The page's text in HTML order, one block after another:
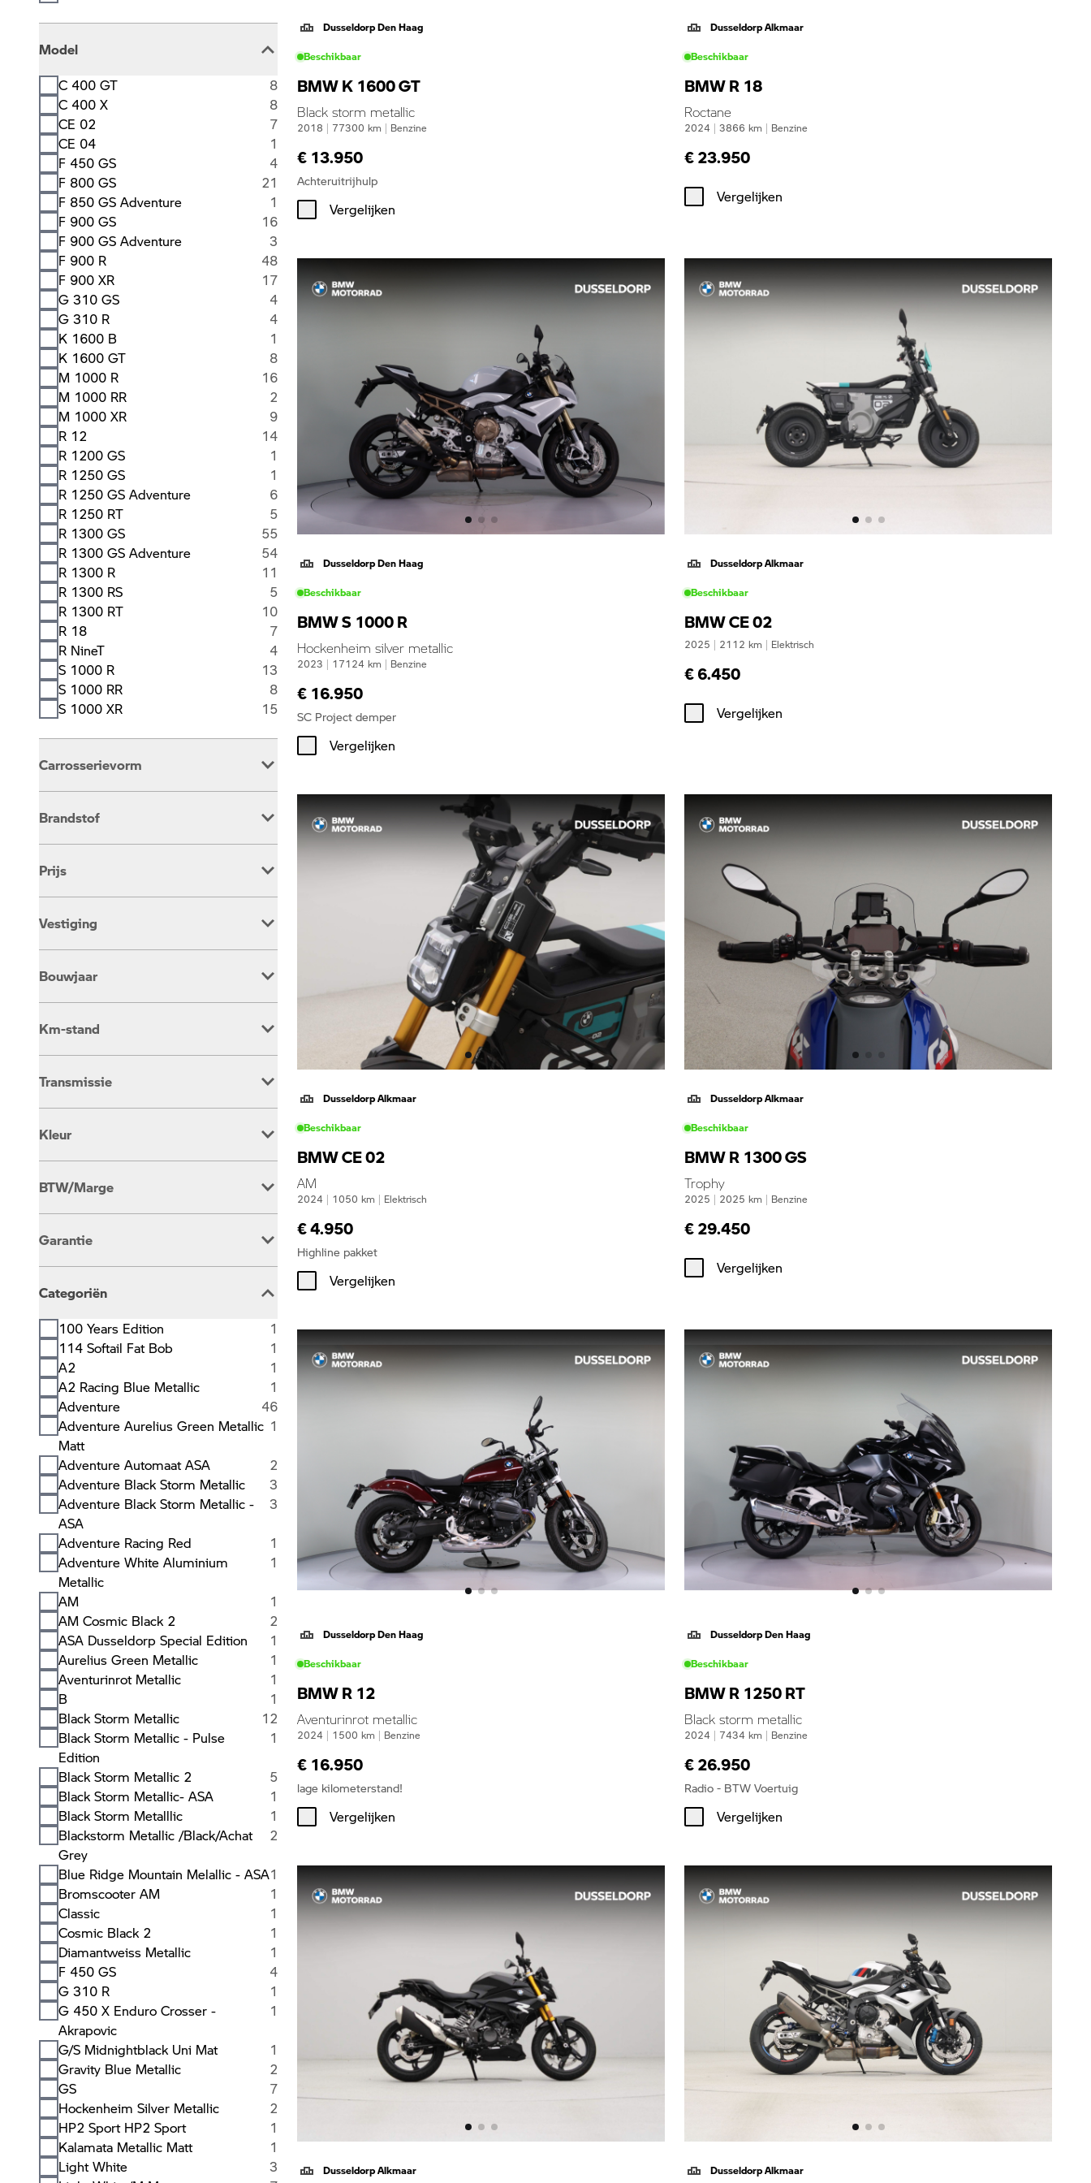
Model
C 400 GT
8
C 400 X
8
CE 02
7
CE 04
1
F 450 GS
4
F 800 GS
21
F 850 GS Adventure
1
F 900 GS
16
F 900 GS Adventure
3
F 900 R
48
F 900 XR
17
G 310 GS
4
G 310 R
4
K 1600 B
1
K 1600 GT
8
M 1000 R
16
M 1000 RR
2
M 1000 XR
9
R 12
14
R 1200 GS
1
R 1250 GS
1
R 1250 GS Adventure
6
R 1250 RT
5
R 1300 GS
55
R 1300 GS Adventure
54
R 1300 R
11
R 1300 RS
5
R 1300 RT
10
R 18
7
R NineT
4
S 1000 R
13
S 1000 RR
8
S 1000 XR
15
Carrosserievorm
Brandstof
Elektrisch
8
Prijs
Vestiging
Dusseldorp Barendrecht
102
Dusseldorp Den Haag
128
Bouwjaar
Km-stand
Transmissie
Handgeschakeld
351
Kleur
Blauw
92
Bruin
2
Groen
28
Oranje
2
Overig
4
Rood
Wit
71
Zilver
5
Zwart
167
BTW/Marge
BTW Is Niet Aftrekbaar
45
Garantie
BOVAG Garantie
5
Categoriën
100 Years Edition
1
114 Softail Fat Bob
1
A2
1
A2 Racing Blue Metallic
1
Adventure
46
Adventure Aurelius Green Metallic
Matt
1
Adventure Automaat ASA
2
Adventure Black Storm Metallic
3
Adventure Black Storm Metallic -
ASA
3
Adventure Racing Red
1
Adventure White Aluminium
Metallic
1
AM
1
AM Cosmic Black 2
2
ASA Dusseldorp Special Edition
1
Aurelius Green Metallic
1
Aventurinrot Metallic
1
B
1
Black Storm Metallic
12
Black Storm Metallic - Pulse
Edition
1
Black Storm Metallic 2
5
Black Storm Metallic- ASA
1
Black Storm Metalllic
1
Blackstorm Metallic /Black/Achat
Grey
2
Blue Ridge Mountain Melallic - ASA1
Bromscooter AM
1
Classic
1
Cosmic Black 2
1
Diamantweiss Metallic
1
F 450 GS
4
G 310 R
1
G 450 X Enduro Crosser -
Akrapovic
1
G/S Midnightblack Uni Mat
1
Gravity Blue Metallic
2
GS
7
Hockenheim Silver Metallic
2
HP2 Sport HP2 Sport
1
Kalamata Metallic Matt
1
Light White
3
Dusseldorp Den Haag
Beschikbaar
BMW K 1600 GT
Black storm metallic
2018 | 77300 km | Benzine
€ 13.950
Achteruitrijhulp
Vergelijken
Dusseldorp Alkmaar
Beschikbaar
BMW R 18
Roctane
2024 | 3866 km | Benzine
€ 23.950
Vergelijken
Dusseldorp Den Haag
Beschikbaar
BMW S 1000 R
Hockenheim silver metallic
2023 | 17124 km | Benzine
€ 16.950
SC Project demper
Vergelijken
Dusseldorp Alkmaar
Beschikbaar
BMW CE 02
2025 | 2112 km | Elektrisch
€ 6.450
Vergelijken
Dusseldorp Alkmaar
Beschikbaar
BMW CE 02
AM
2024 | 1050 km | Elektrisch
€ 4.950
Highline pakket
Vergelijken
Dusseldorp Alkmaar
Beschikbaar
BMW R 1300 GS
Trophy
2025 | 2025 km | Benzine
€ 29.450
Vergelijken
Dusseldorp Den Haag
Beschikbaar
BMW R 12
Aventurinrot metallic
2024 | 1500 km | Benzine
€ 16.950
lage kilometerstand!
Vergelijken
Dusseldorp Den Haag
Beschikbaar
BMW R 1250 RT
Black storm metallic
2024 | 7434 km | Benzine
€ 26.950
Radio - BTW Voertuig
Vergelijken
Dusseldorp Alkmaar Dusseldorp Alkmaar